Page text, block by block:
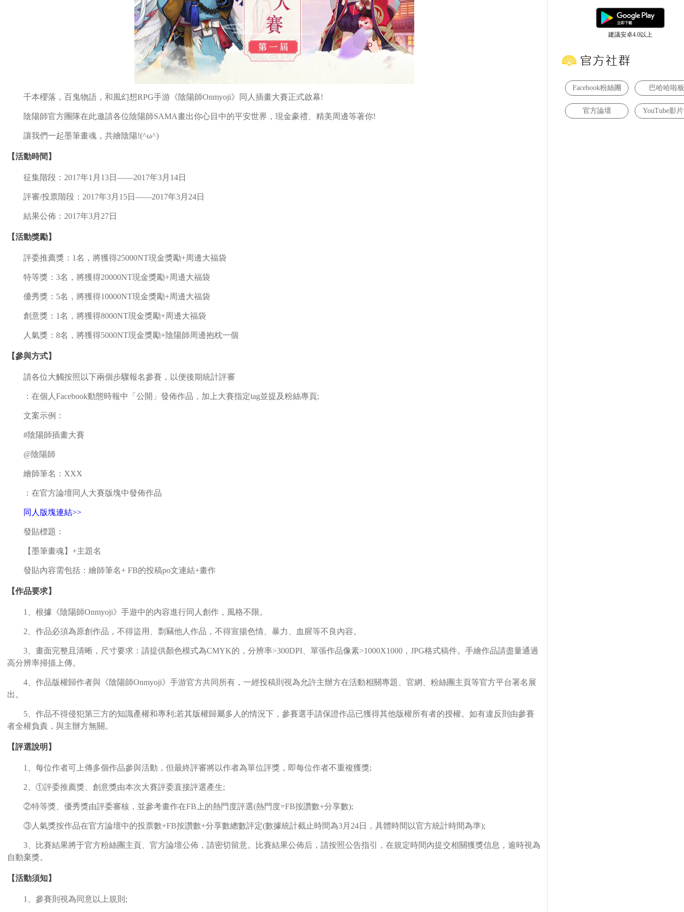
千本櫻落，百鬼物語，和風幻想RPG手游《陰陽師Onmyoji》同人插畫大賽正式啟幕!
陰陽師官方團隊在此邀請各位陰陽師SAMA畫出你心目中的平安世界，現金豪禮、精美周邊等著你!
讓我們一起墨筆畫魂，共繪陰陽!(^ω^)
【活動時間】
征集階段：2017年1月13日——2017年3月14日
評審/投票階段：2017年3月15日——2017年3月24日
結果公佈：2017年3月27日
【活動獎勵】
評委推薦獎：1名，將獲得25000NT現金獎勵+周邊大福袋
特等獎：3名，將獲得20000NT現金獎勵+周邊大福袋
優秀獎：5名，將獲得10000NT現金獎勵+周邊大福袋
創意獎：1名，將獲得8000NT現金獎勵+周邊大福袋
人氣獎：8名，將獲得5000NT現金獎勵+陰陽師周邊抱枕一個
【參與方式】
請各位大觸按照以下兩個步驟報名參賽，以便後期統計評審
：在個人Facebook動態時報中「公開」發佈作品，加上大賽指定tag並提及粉絲專頁;
文案示例：
#陰陽師插畫大賽
@陰陽師
繪師筆名：XXX
：在官方論壇同人大賽版塊中發佈作品
同人版塊連結>>
發貼標題：
【墨筆畫魂】+主題名
發貼內容需包括：繪師筆名+ FB的投稿po文連結+畫作
【作品要求】
1、根據《陰陽師Onmyoji》手遊中的內容進行同人創作，風格不限。
2、作品必須為原創作品，不得盜用、剽竊他人作品，不得宣揚色情、暴力、血腥等不良內容。
3、畫面完整且清晰，尺寸要求：請提供顏色模式為CMYK的，分辨率>300DPI、單張作品像素>1000X1000，JPG格式稿件。手繪作品請盡量通過
高分辨率掃描上傳。
4、作品版權歸作者與《陰陽師Onmyoji》手游官方共同所有，一經投稿則視為允許主辦方在活動相關專題、官網、粉絲團主頁等官方平台署名展
出。
5、作品不得侵犯第三方的知識產權和專利;若其版權歸屬多人的情況下，參賽選手請保證作品已獲得其他版權所有者的授權。如有違反則由參賽
者全權負責，與主辦方無關。
【評選說明】
1、每位作者可上傳多個作品參與活動，但最終評審將以作者為單位評獎，即每位作者不重複獲獎;
2、①評委推薦獎、創意獎由本次大賽評委直接評選產生;
②特等獎、優秀獎由評委審核，並參考畫作在FB上的熱門度評選(熱門度=FB按讚數+分享數);
③人氣獎按作品在官方論壇中的投票數+FB按讚數+分享數總數評定(數據統計截止時間為3月24日，具體時間以官方統計時間為準);
3、比賽結果將于官方粉絲團主頁、官方論壇公佈，請密切留意。比賽結果公佈后，請按照公告指引，在規定時間內提交相關獲獎信息，逾時視為
自動棄獎。
【活動須知】
1、參賽則視為同意以上規則;
建議安卓4.0以上
Facebook粉絲團 巴哈哈啦板
官方論壇 YouTube影